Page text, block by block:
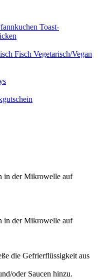
Toast-
Fisch Vegetarisch/Vegan
in der Mikrowelle auf
in der Mikrowelle auf
die Gefrierflüssigkeit aus
oder Saucen hinzu.